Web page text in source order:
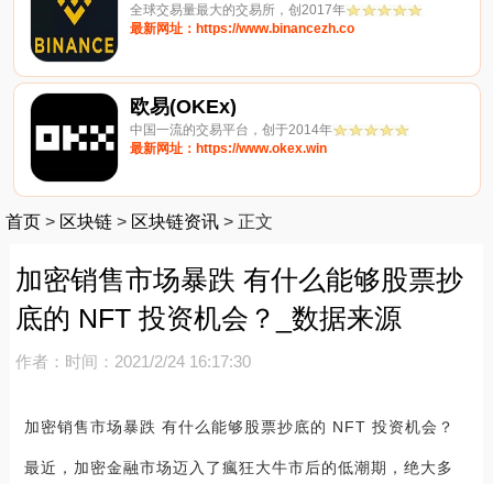
全球交易量最大的交易所，创2017年
最新网址：https://www.binancezh.co
欧易(OKEx)
中国一流的交易平台，创于2014年
最新网址：https://www.okex.win
首页 > 区块链 > 区块链资讯 > 正文
加密销售市场暴跌 有什么能够股票抄
底的 NFT 投资机会？_数据来源
作者： 时间：2021/2/24 16:17:30
加密销售市场暴跌 有什么能够股票抄底的 NFT 投资机会？
最近，加密金融市场迈入了瘋狂大牛市后的低潮期，绝大多